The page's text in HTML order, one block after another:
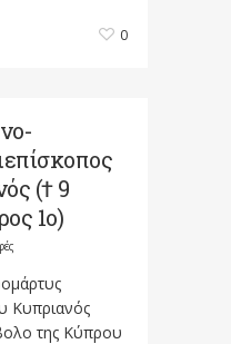
0
(† 9
1ο)
Κυπριανός
της Κύπρου